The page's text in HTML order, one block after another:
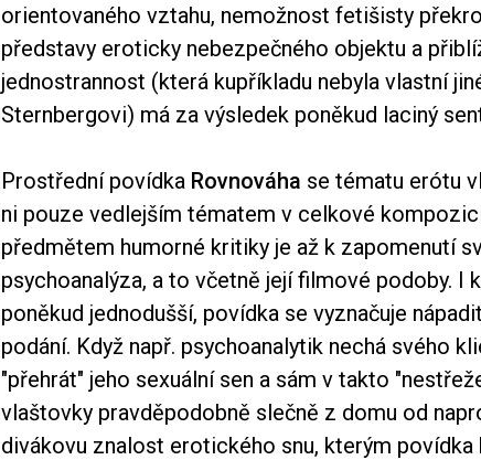
orientovaného vztahu, nemožnost fetišisty
představy eroticky nebezpečného objektu a
jednostrannost (která kupříkladu nebyla vlastní
Sternbergovi) má za výsledek poněkud laciný
Prostřední povídka Rovnováha se tématu erótu
ni pouze vedlejším tématem v celkové
předmětem humorné kritiky je až k zapomenutí
psychoanalýza, a to včetně její filmové podoby. I
poněkud jednodušší, povídka se vyznačuje
podání. Když např. psychoanalytik nechá svého
"přehrát" jeho sexuální sen a sám v takto
vlaštovky pravděpodobně slečně z domu od
divákovu znalost erotického snu, kterým povídka